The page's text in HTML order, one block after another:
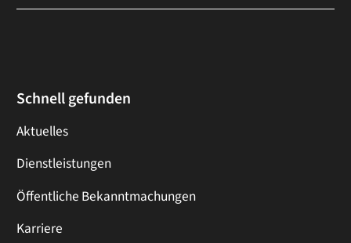
Schnell gefunden
Aktuelles
Dienstleistungen
Öffentliche Bekanntmachungen
Karriere